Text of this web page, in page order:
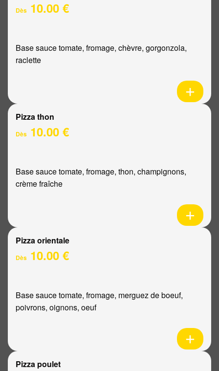
Dès 10.00 €
Base sauce tomate, fromage, chèvre, gorgonzola,
raclette
Pizza thon
Dès 10.00 €
Base sauce tomate, fromage, thon, champignons,
crème fraîche
Pizza orientale
Dès 10.00 €
Base sauce tomate, fromage, merguez de boeuf,
poivrons, oignons, oeuf
Pizza poulet